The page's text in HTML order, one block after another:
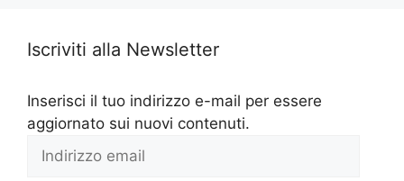
Iscriviti alla Newsletter
Inserisci il tuo indirizzo e-mail per essere
aggiornato sui nuovi contenuti.
Indirizzo